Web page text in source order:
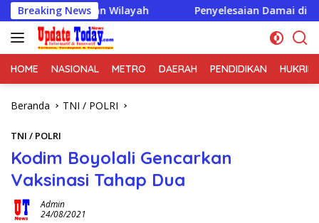
Langsung
ke
konten
Breaking News
Wilayah Penyelesaian Damai di Desa Cikupa
HOME NASIONAL METRO DAERAH PENDIDIKAN HUKRIM
Beranda TNI / POLRI
TNI / POLRI
Kodim Boyolali Gencarkan
Vaksinasi Tahap Dua
Admin
24/08/2021